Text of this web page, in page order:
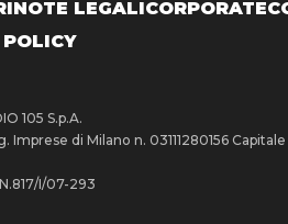
NOTE LEGALICORPORATE
105 S.p.A.
Imprese di Milano n. 03111280156
I/07-293